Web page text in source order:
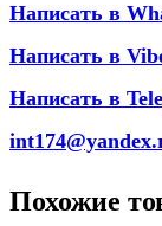
Написать в
Написать в
Написать в
Похожие